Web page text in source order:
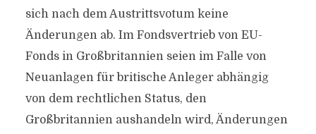
sich nach dem Austrittsvotum keine
Änderungen ab. Im Fondsvertrieb von EU-
Fonds in Großbritannien seien im Falle von
Neuanlagen für britische Anleger abhängig
von dem rechtlichen Status, den
Großbritannien aushandeln wird, Änderungen